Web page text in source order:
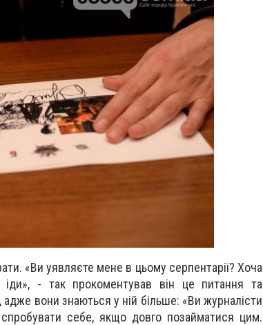
«Ви уявляєте мене в цьому серпентарії? Хоча
- так прокоментував він це питання та
вони знаються у ній більше: «Ви журналісти
себе, якщо довго позайматися цим.